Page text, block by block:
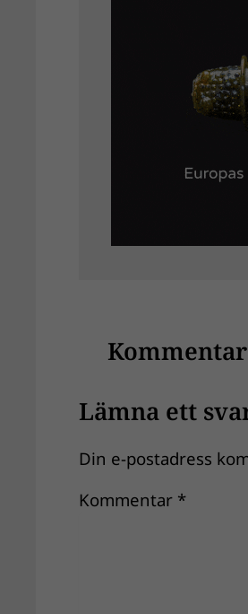
Lämna ett
Din e-postadress
Kommentar *